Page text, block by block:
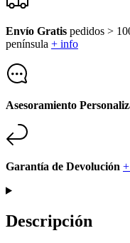
Envío Gratis pedidos >
península + info
Asesoramiento
Garantía de Devolución
Descripción